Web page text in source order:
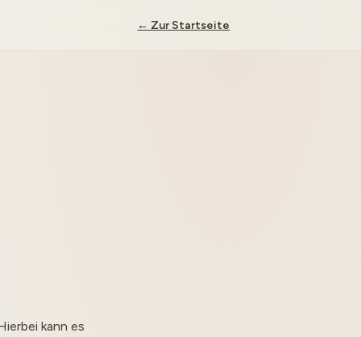
← Zur Startseite
kann es